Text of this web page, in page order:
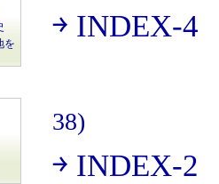
を
￫ INDEX-4
38)
￫ INDEX-2